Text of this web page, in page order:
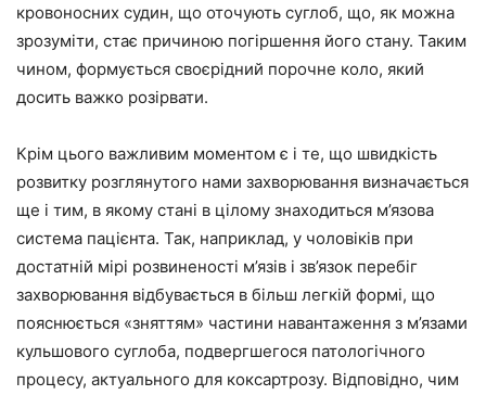
кровоносних судин, що оточують суглоб, що, як можна
зрозуміти, стає причиною погіршення його стану. Таким
чином, формується своєрідний порочне коло, який
досить важко розірвати.
Крім цього важливим моментом є і те, що швидкість
розвитку розглянутого нами захворювання визначається
ще і тим, в якому стані в цілому знаходиться м’язова
система пацієнта. Так, наприклад, у чоловіків при
достатній мірі розвиненості м’язів і зв’язок перебіг
захворювання відбувається в більш легкій формі, що
пояснюється «зняттям» частини навантаження з м’язами
кульшового суглоба, подвергшегося патологічного
процесу, актуального для коксартрозу. Відповідно, чим